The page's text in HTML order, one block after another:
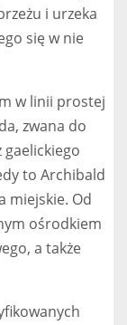
i urzeka
się w nie
w linii prostej
zwana do
to Archibald
miejskie. Od
ośrodkiem
a także